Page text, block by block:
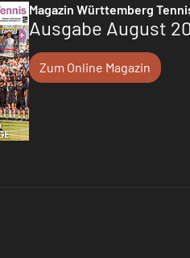
Magazin Württemberg
Ausgabe August
Zum Online Magazin